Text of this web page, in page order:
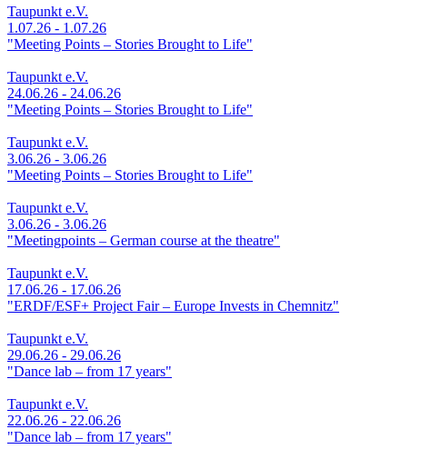
Taupunkt e.V.
1.07.26 - 1.07.26
"Meeting Points – Stories Brought to Life"
Taupunkt e.V.
24.06.26 - 24.06.26
"Meeting Points – Stories Brought to Life"
Taupunkt e.V.
3.06.26 - 3.06.26
"Meeting Points – Stories Brought to Life"
Taupunkt e.V.
3.06.26 - 3.06.26
"Meetingpoints – German course at the theatre"
Taupunkt e.V.
17.06.26 - 17.06.26
"ERDF/ESF+ Project Fair – Europe Invests in Chemnitz"
Taupunkt e.V.
29.06.26 - 29.06.26
"Dance lab – from 17 years"
Taupunkt e.V.
22.06.26 - 22.06.26
"Dance lab – from 17 years"